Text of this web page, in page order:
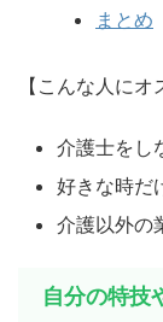
まとめ
【こんな人にオ
介護士をし
好きな時だ
介護以外の
自分の特技